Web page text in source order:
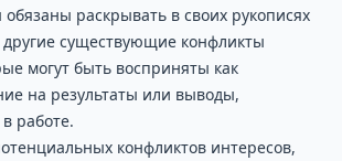
раскрывать в своих рукописях
существующие конфликты
могут быть восприняты как
на результаты или выводы,
работе.
конфликтов интересов,